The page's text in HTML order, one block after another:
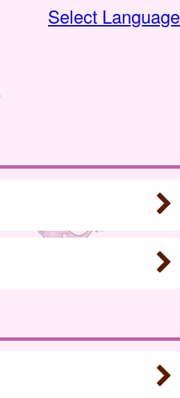
Select Language